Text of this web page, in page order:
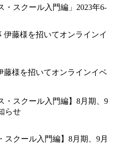
・スクール入門編」2023年6-
藤様を招いてオンラインイベ
スクール入門編】8月期、9月